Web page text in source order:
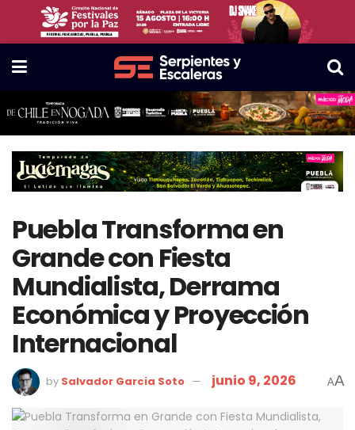
Puebla Transforma en
Grande con Fiesta
Mundialista, Derrama
Económica y Proyección
Internacional
by Salvador Garcia Soto junio 9, 2026 AA